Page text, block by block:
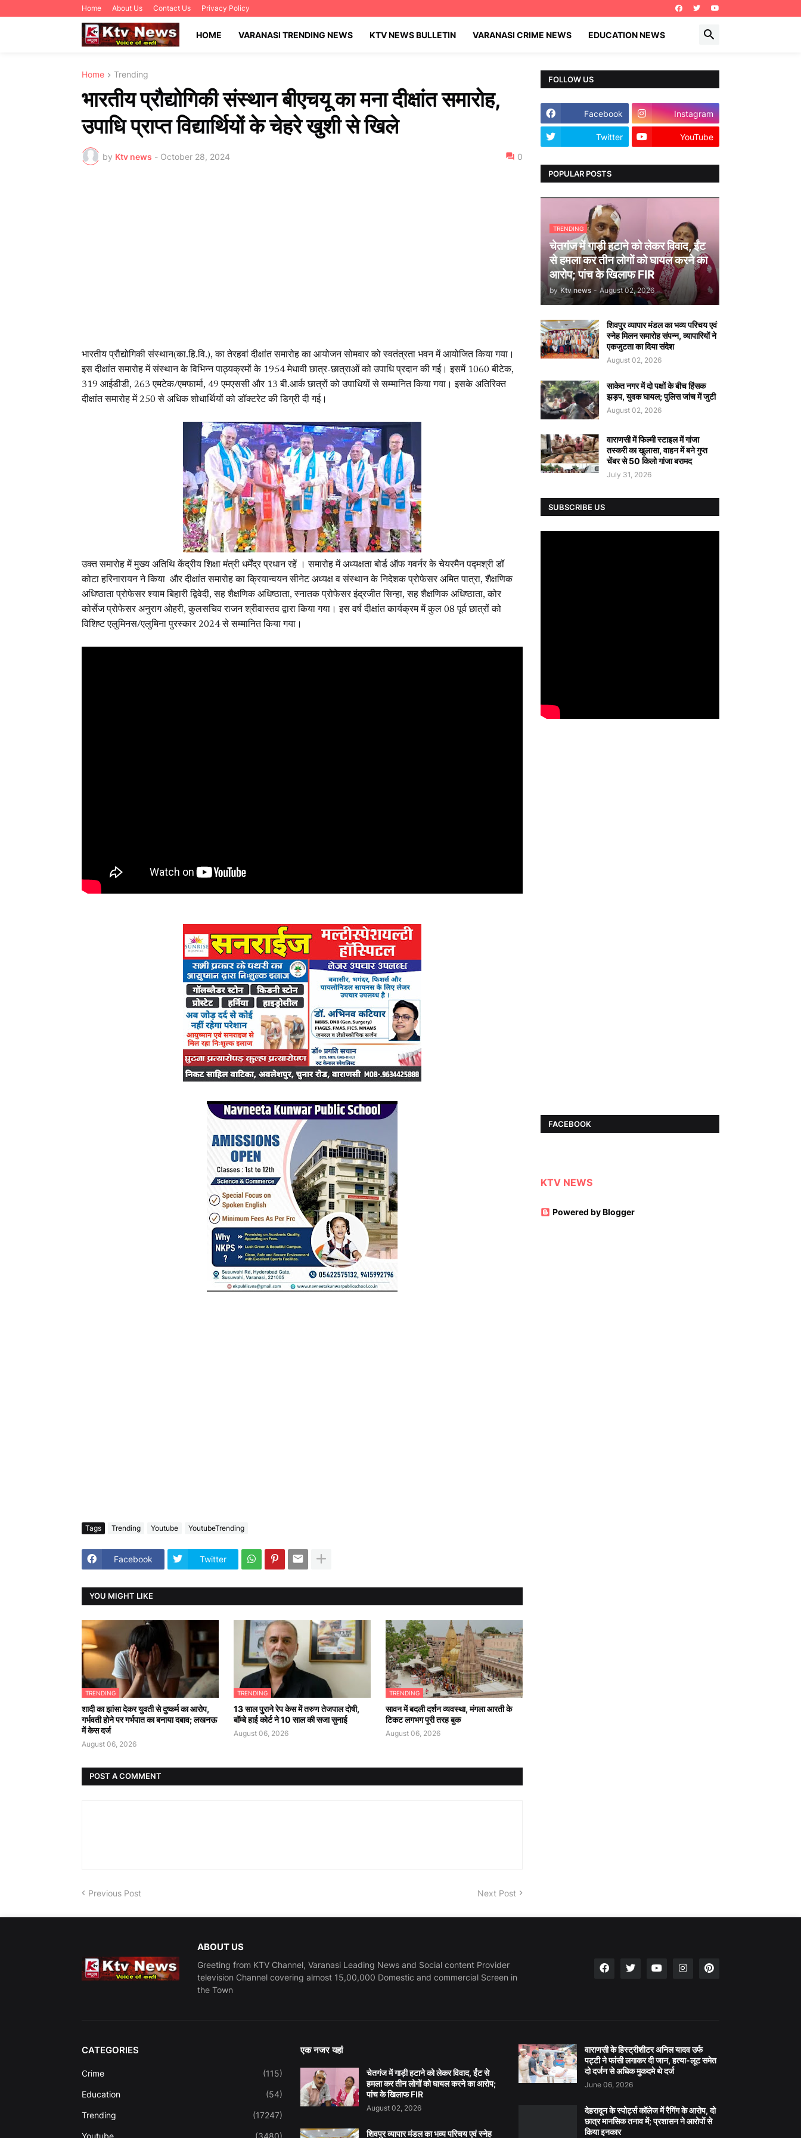
Home About Us Contact Us Privacy Policy
HOME VARANASI TRENDING NEWS KTV NEWS BULLETIN VARANASI CRIME NEWS EDUCATION NEWS
Home Trending
भारतीय प्रौद्योगिकी संस्थान बीएचयू का मना दीक्षांत समारोह,
उपाधि प्राप्त विद्यार्थियों के चेहरे खुशी से खिले
by Ktv news - October 28, 2024 0
भारतीय प्रौद्योगिकी संस्थान(का.हि.वि.), का तेरहवां दीक्षांत समारोह का आयोजन सोमवार को स्वतंत्रता भवन में आयोजित किया गया।
इस दीक्षांत समारोह में संस्थान के विभिन्न पाठ्यक्रमों के 1954 मेधावी छात्र-छात्राओं को उपाधि प्रदान की गई। इसमें 1060 बीटेक,
319 आईडीडी, 263 एमटेक/एमफार्मा, 49 एमएससी और 13 बी.आर्क छात्रों को उपाधियों से सम्मानित किया गया। इसके अतिरिक्त
दीक्षांत समारोह में 250 से अधिक शोधार्थियों को डॉक्टरेट की डिग्री दी गई।
उक्त समारोह में मुख्य अतिथि केंद्रीय शिक्षा मंत्री धर्मेंद्र प्रधान रहें । समारोह में अध्यक्षता बोर्ड ऑफ गवर्नर के चेयरमैन पद्मश्री डॉ
कोटा हरिनारायन ने किया और दीक्षांत समारोह का क्रियान्वयन सीनेट अध्यक्ष व संस्थान के निदेशक प्रोफेसर अमित पात्रा, शैक्षणिक
अधिष्ठाता प्रोफेसर श्याम बिहारी द्विवेदी, सह शैक्षणिक अधिष्ठाता, स्नातक प्रोफेसर इंद्रजीत सिन्हा, सह शैक्षणिक अधिष्ठाता, कोर
कोर्सेज प्रोफेसर अनुराग ओहरी, कुलसचिव राजन श्रीवास्तव द्वारा किया गया। इस वर्ष दीक्षांत कार्यक्रम में कुल 08 पूर्व छात्रों को
विशिष्ट एलुमिनस/एलुमिना पुरस्कार 2024 से सम्मानित किया गया।
Tags Trending Youtube YoutubeTrending
Facebook Twitter
YOU MIGHT LIKE
TRENDING
शादी का झांसा देकर युवती से दुष्कर्म का आरोप,
गर्भवती होने पर गर्भपात का बनाया दबाव; लखनऊ
में केस दर्ज
August 06, 2026
TRENDING
13 साल पुराने रेप केस में तरुण तेजपाल दोषी,
बॉम्बे हाई कोर्ट ने 10 साल की सजा सुनाई
August 06, 2026
TRENDING
सावन में बदली दर्शन व्यवस्था, मंगला आरती के
टिकट लगभग पूरी तरह बुक
August 06, 2026
POST A COMMENT
Previous Post Next Post
FOLLOW US
Facebook Instagram
Twitter YouTube
POPULAR POSTS
TRENDING
चेतगंज में गाड़ी हटाने को लेकर विवाद, ईंट
से हमला कर तीन लोगों को घायल करने का
आरोप; पांच के खिलाफ FIR
by Ktv news - August 02, 2026
शिवपुर व्यापार मंडल का भव्य परिचय एवं
स्नेह मिलन समारोह संपन्न, व्यापारियों ने
एकजुटता का दिया संदेश
August 02, 2026
साकेत नगर में दो पक्षों के बीच हिंसक
झड़प, युवक घायल; पुलिस जांच में जुटी
August 02, 2026
वाराणसी में फिल्मी स्टाइल में गांजा
तस्करी का खुलासा, वाहन में बने गुप्त
चेंबर से 50 किलो गांजा बरामद
July 31, 2026
SUBSCRIBE US
FACEBOOK
KTV NEWS
Powered by Blogger
ABOUT US
Greeting from KTV Channel, Varanasi Leading News and Social content Provider
television Channel covering almost 15,00,000 Domestic and commercial Screen in
the Town
CATEGORIES
Crime (115)
Education (54)
Trending (17247)
Youtube (3480)
एक नजर यहां
चेतगंज में गाड़ी हटाने को लेकर विवाद, ईंट से
हमला कर तीन लोगों को घायल करने का आरोप;
पांच के खिलाफ FIR
August 02, 2026
शिवपुर व्यापार मंडल का भव्य परिचय एवं स्नेह
वाराणसी के हिस्ट्रीशीटर अनिल यादव उर्फ
पट्टी ने फांसी लगाकर दी जान, हत्या-लूट समेत
दो दर्जन से अधिक मुकदमे थे दर्ज
June 06, 2026
देहरादून के स्पोर्ट्स कॉलेज में रैगिंग के आरोप, दो
छात्र मानसिक तनाव में; प्रशासन ने आरोपों से
किया इनकार